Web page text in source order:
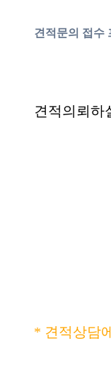
견적문의 접수
견적의뢰하
* 견적상담